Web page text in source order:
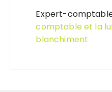
Expert-
comptable et la
blanchiment